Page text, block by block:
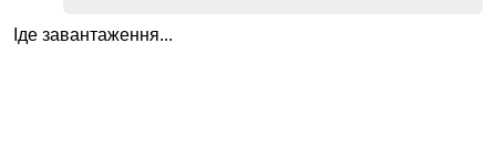
Іде завантаження...